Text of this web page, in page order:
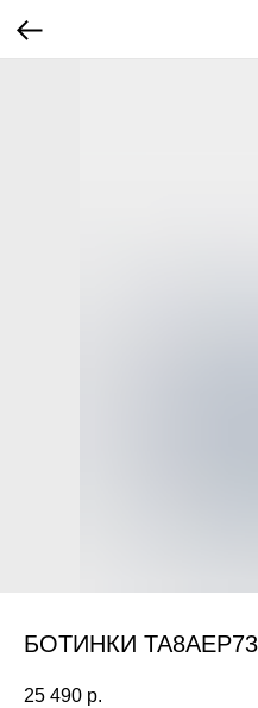
БОТИНКИ
25 490 р.